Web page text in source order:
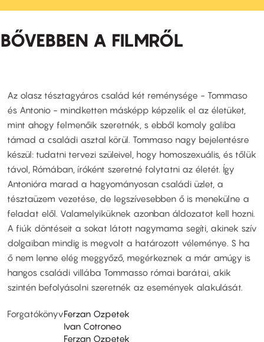
BŐVEBBEN A FILMRŐL
Az olasz tésztagyáros család két reménysége - Tommaso
és Antonio - mindketten másképp képzelik el az életüket,
mint ahogy felmenőik szeretnék, s ebből komoly galiba
támad a családi asztal körül. Tommaso nagy bejelentésre
készül: tudatni tervezi szüleivel, hogy homoszexuális, és tőlük
távol, Rómában, íróként szeretné folytatni az életét. Így
Antonióra marad a hagyományosan családi üzlet, a
tésztaüzem vezetése, de legszívesebben ő is menekülne a
feladat elől. Valamelyiküknek azonban áldozatot kell hozni.
A fiúk döntéseit a sokat látott nagymama segíti, akinek szív
dolgaiban mindig is megvolt a határozott véleménye. S ha
ő nem lenne elég meggyőző, megérkeznek a már amúgy is
hangos családi villába Tommasso római barátai, akik
szintén befolyásolni szeretnék az események alakulását.
ForgatókönyvFerzan Ozpetek
Ivan Cotroneo
Ferzan Ozpetek